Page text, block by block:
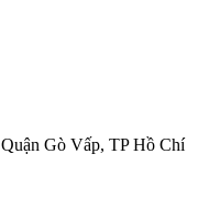
Gò Vấp, TP Hồ Chí